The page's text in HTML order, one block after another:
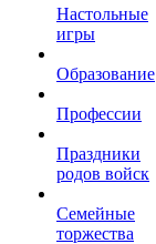
Настольные
игры
Образование
Профессии
Праздники
родов войск
Семейные
торжества